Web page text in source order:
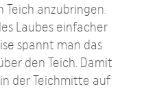
anzubringen.
Laubes einfacher
spannt man das
den Teich. Damit
der Teichmitte auf